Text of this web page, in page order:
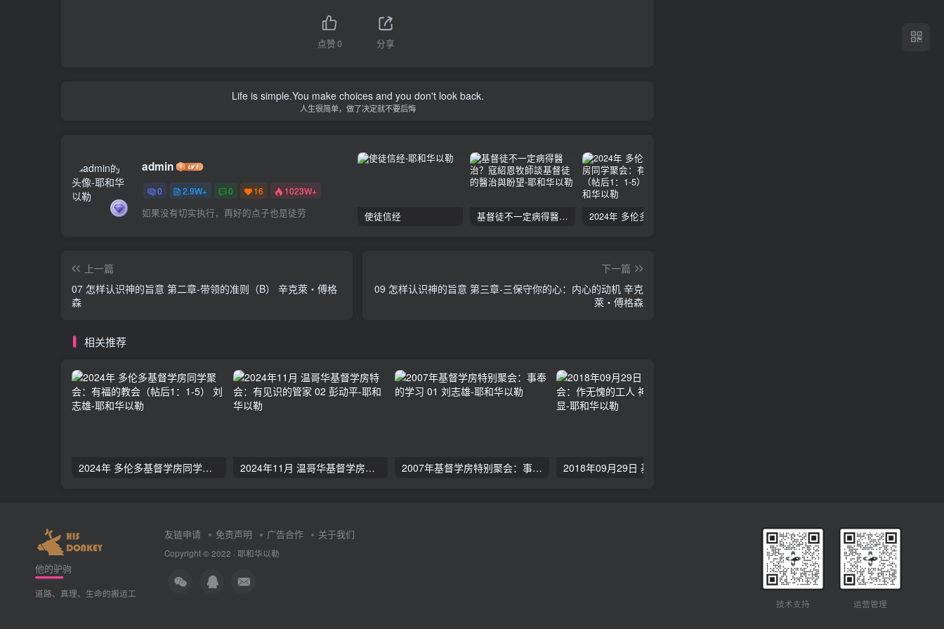
点赞0 分享
Life is simple.You make choices and you don't look back.
人生很简单，做了决定就不要后悔
admin
0 2.9W+ 0 16 1023W+
如果没有切实执行，再好的点子也是徒劳 使徒信经 基督徒不一定病得醫治？寇紹恩牧師談基督徒的醫治與盼望
上一篇
07 怎样认识神的旨意 第二章-带领的准则（B） 辛克萊‧傅格
森
下一篇
09 怎样认识神的旨意 第三章-三保守你的心：内心的动机 辛克
萊‧傅格森
相关推荐
2024年 多伦多基督学房同学聚会：有福的教会（帖后1：1-5） 刘志雄 2024年11月 温哥华基督学房特会：有见识的管家 02 彭动平 2007年基督学房特别聚会：事奉的学习 01 刘志雄
他的驴驹
道路、真理、生命的搬运工
友链申请 免责声明 广告合作 关于我们
Copyright © 2022 · 耶和华以勒
技术支持 运营管理